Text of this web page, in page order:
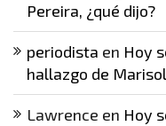
Pereira, ¿qué dijo?
periodista en Hoy
hallazgo de
Lawrence en Hoy